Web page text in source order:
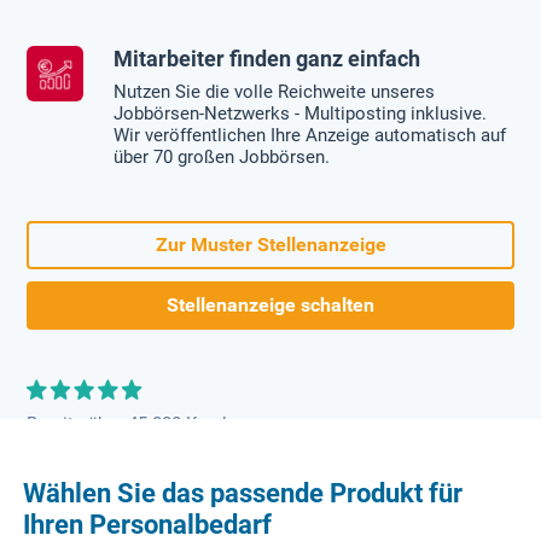
Mitarbeiter finden ganz einfach
Nutzen Sie die volle Reichweite unseres
Jobbörsen-Netzwerks - Multiposting inklusive.
Wir veröffentlichen Ihre Anzeige automatisch auf
über 70 großen Jobbörsen.
Zur Muster Stellenanzeige
Stellenanzeige schalten
Bereits über 45.000 Kunden
Wählen Sie das passende Produkt für
Ihren Personalbedarf